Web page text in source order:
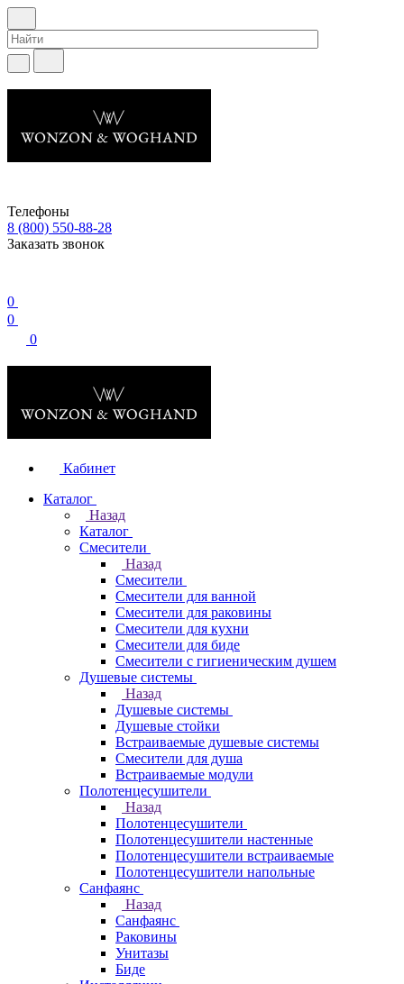
Телефоны
8 (800) 550-88-28
Заказать звонок
0
0
0
Кабинет
Каталог
Назад
Каталог
Смесители
Назад
Смесители
Смесители для ванной
Смесители для раковины
Смесители для кухни
Смесители для биде
Смесители с гигиеническим душем
Душевые системы
Назад
Душевые системы
Душевые стойки
Встраиваемые душевые системы
Смесители для душа
Встраиваемые модули
Полотенцесушители
Назад
Полотенцесушители
Полотенцесушители настенные
Полотенцесушители встраиваемые
Полотенцесушители напольные
Санфаянс
Назад
Санфаянс
Раковины
Унитазы
Биде